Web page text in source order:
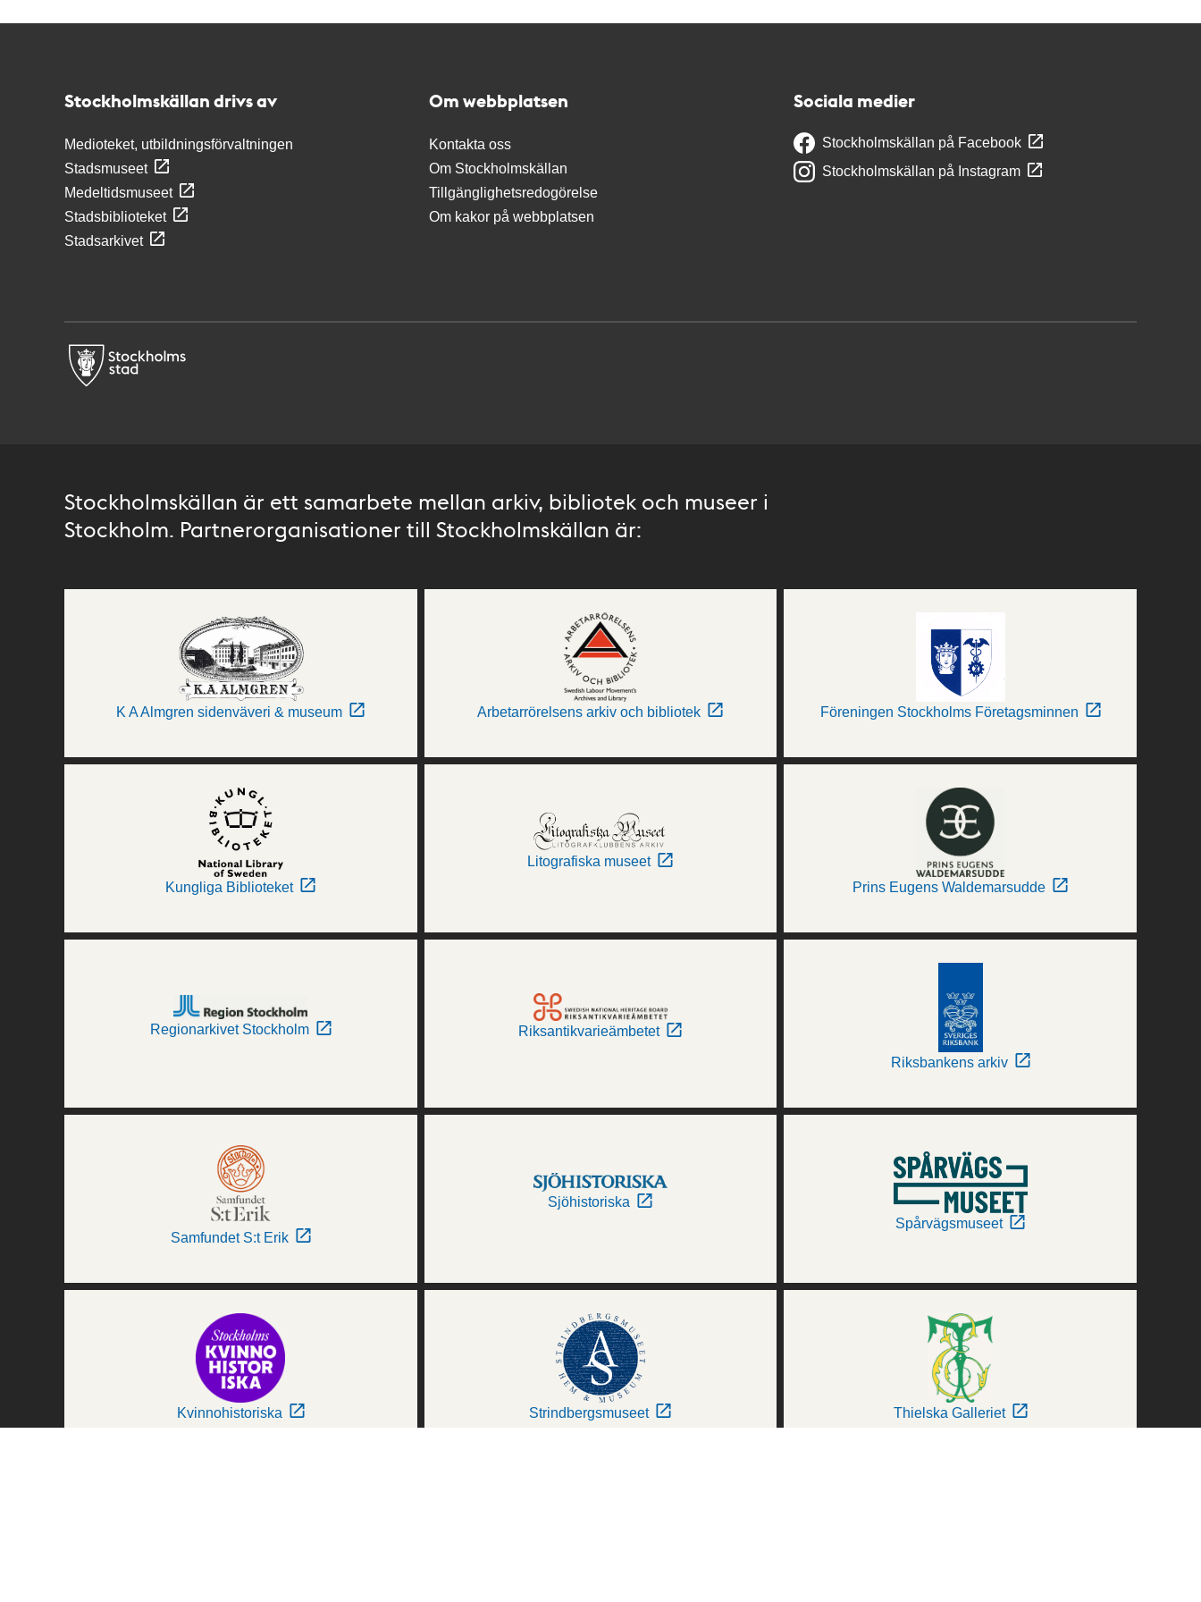
Stockholmskällan drivs av
Medioteket, utbildningsförvaltningen
Stadsmuseet
Medeltidsmuseet
Stadsbiblioteket
Stadsarkivet
Om webbplatsen
Kontakta oss
Om Stockholmskällan
Tillgänglighetsredogörelse
Om kakor på webbplatsen
Sociala medier
Stockholmskällan på Facebook
Stockholmskällan på Instagram
Stockholmskällan är ett samarbete mellan arkiv, bibliotek och museer i
Stockholm. Partnerorganisationer till Stockholmskällan är:
K A Almgren sidenväveri & museum Arbetarrörelsens arkiv och bibliotek Föreningen Stockholms Företagsminnen
Kungliga Biblioteket
Litografiska museet
Prins Eugens Waldemarsudde
Regionarkivet Stockholm Riksantikvarieämbetet
Riksbankens arkiv
Samfundet S:t Erik
Sjöhistoriska
Spårvägsmuseet
Kvinnohistoriska Strindbergsmuseet Thielska Galleriet